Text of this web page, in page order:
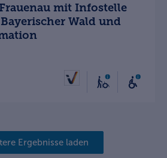
mit Infostelle
Wald und
Ergebnisse laden